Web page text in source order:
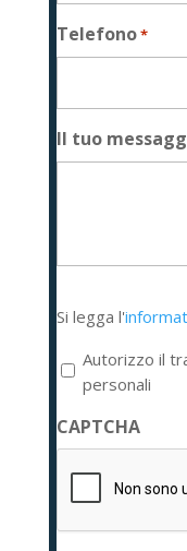
Telefono*
Il tuo
legga
l'informativa
sulla
privacy
*
Si legga l'
Autorizzo il
personali
CAPTCHA